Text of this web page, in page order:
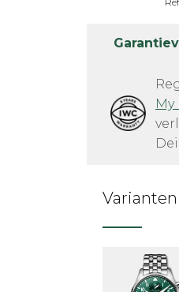
My
Varianten